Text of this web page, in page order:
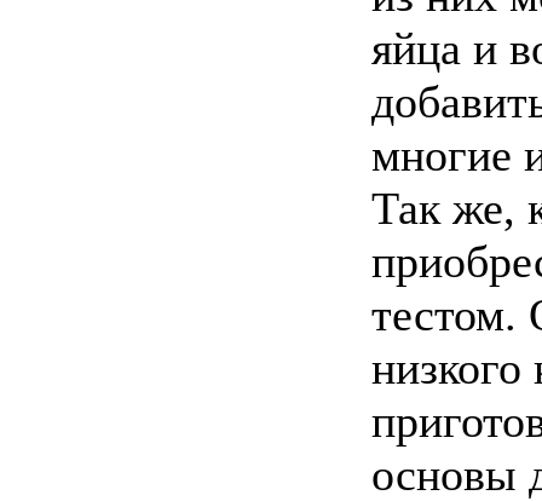
яйца и
многие
Так же,
тестом.
низкого
основы